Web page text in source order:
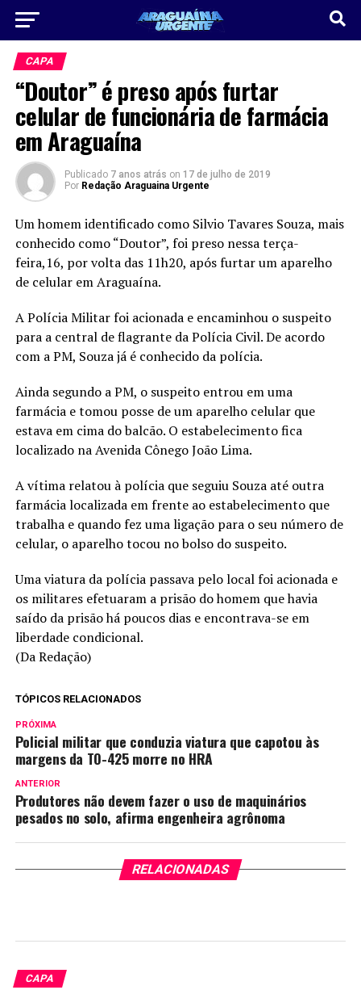
CAPA
“Doutor” é preso após furtar
celular de funcionária de farmácia
em Araguaína
Publicado 7 anos atrás on 17 de julho de 2019
Por Redação Araguaina Urgente
Um homem identificado como Silvio Tavares Souza, mais
conhecido como “Doutor”, foi preso nessa terça-
feira,16, por volta das 11h20, após furtar um aparelho
de celular em Araguaína.
A Polícia Militar foi acionada e encaminhou o suspeito
para a central de flagrante da Polícia Civil. De acordo
com a PM, Souza já é conhecido da polícia.
Ainda segundo a PM, o suspeito entrou em uma
farmácia e tomou posse de um aparelho celular que
estava em cima do balcão. O estabelecimento fica
localizado na Avenida Cônego João Lima.
A vítima relatou à polícia que seguiu Souza até outra
farmácia localizada em frente ao estabelecimento que
trabalha e quando fez uma ligação para o seu número de
celular, o aparelho tocou no bolso do suspeito.
Uma viatura da polícia passava pelo local foi acionada e
os militares efetuaram a prisão do homem que havia
saído da prisão há poucos dias e encontrava-se em
liberdade condicional.
(Da Redação)
TÓPICOS RELACIONADOS
PRÓXIMA
Policial militar que conduzia viatura que capotou às
margens da TO-425 morre no HRA
ANTERIOR
Produtores não devem fazer o uso de maquinários
pesados no solo, afirma engenheira agrônoma
RELACIONADAS
CAPA